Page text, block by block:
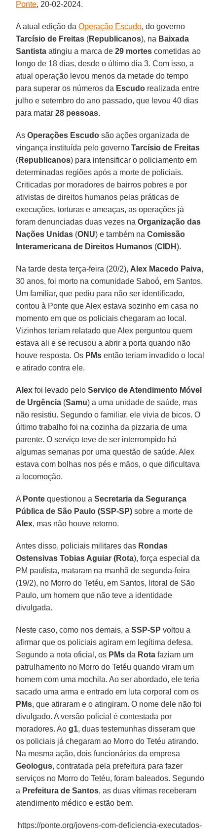
Ponte, 20-02-2024.
A atual edição daOperação Escudo, do governo
Tarcísio de Freitas (Republicanos), na Baixada
Santista atingiu a marca de 29 mortes cometidas ao
longo de 18 dias, desde o último dia 3. Com isso, a
atual operação levou menos da metade do tempo
para superar os números da Escudo realizada entre
julho e setembro do ano passado, que levou 40 dias
para matar28 pessoas.
AsOperações Escudo são ações organizada de
vingança instituída pelo governoTarcísio de Freitas
(Republicanos) para intensificar o policiamento em
determinadas regiões após a morte de policiais.
Criticadas por moradores de bairros pobres e por
ativistas de direitos humanos pelas práticas de
execuções, torturas e ameaças, as operações já
foram denunciadas duas vezes naOrganização das
Nações Unidas (ONU) e também naComissão
Interamericana de Direitos Humanos (CIDH).
Na tarde desta terça-feira (20/2), Alex Macedo Paiva,
30 anos, foi morto na comunidade Saboó, em Santos.
Um familiar, que pediu para não ser identificado,
contou à Ponte que Alex estava sozinho em casa no
momento em que os policiais chegaram ao local.
Vizinhos teriam relatado que Alex perguntou quem
estava ali e se recusou a abrir a porta quando não
houve resposta. Os PMs então teriam invadido o local
e atirado contra ele.
Alex foi levado peloServiço de Atendimento Móvel
de Urgência (Samu) a uma unidade de saúde, mas
não resistiu. Segundo o familiar, ele vivia de bicos. O
último trabalho foi na cozinha da pizzaria de uma
parente. O serviço teve de ser interrompido há
algumas semanas por uma questão de saúde. Alex
estava com bolhas nos pés e mãos, o que dificultava
a locomoção.
A Ponte questionou aSecretaria da Segurança
Pública de São Paulo (SSP-SP) sobre a morte de
Alex, mas não houve retorno.
Antes disso, policiais militares das Rondas
Ostensivas Tobias Aguiar (Rota), força especial da
PM paulista, mataram na manhã de segunda-feira
(19/2), no Morro do Tetéu, em Santos, litoral de São
Paulo, um homem que não teve a identidade
divulgada.
Neste caso, como nos demais, a SSP-SP voltou a
afirmar que os policiais agiram em legítima defesa.
Segundo a nota oficial, os PMs da Rota faziam um
patrulhamento no Morro do Tetéu quando viram um
homem com uma mochila. Ao ser abordado, ele teria
sacado uma arma e entrado em luta corporal com os
PMs, que atiraram e o atingiram. O nome dele não foi
divulgado. A versão policial é contestada por
moradores. Aog1, duas testemunhas disseram que
os policiais já chegaram ao Morro do Tetéu atirando.
Na mesma ação, dois funcionários da empresa
Geologus, contratada pela prefeitura para fazer
serviços no Morro do Tetéu, foram baleados. Segundo
a Prefeitura de Santos, as duas vítimas receberam
atendimento médico e estão bem.
https://ponte.org/jovens-com-deficiencia-executados-